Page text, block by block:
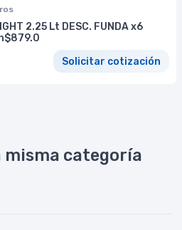
2.25 Lt DESC. FUNDA x6
Solicitar cotización
misma categoría